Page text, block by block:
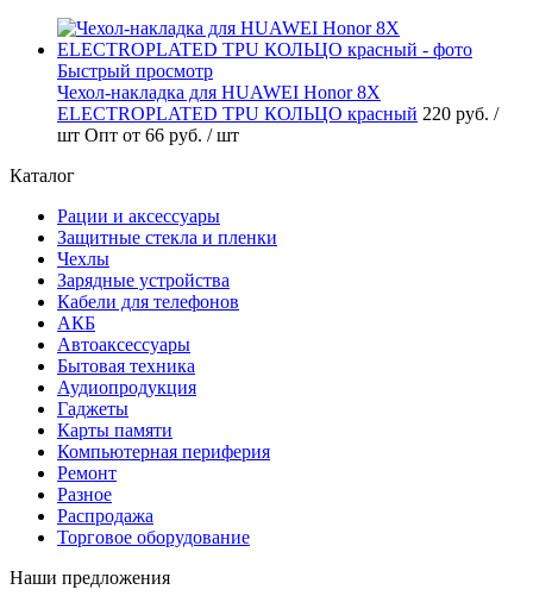
Быстрый просмотр
Чехол-накладка для HUAWEI Honor 8X
ELECTROPLATED TPU КОЛЬЦО красный 220 руб. /
шт Опт от 66 руб. / шт
Каталог
Рации и аксессуары
Защитные стекла и пленки
Чехлы
Зарядные устройства
Кабели для телефонов
АКБ
Автоаксессуары
Бытовая техника
Аудиопродукция
Гаджеты
Карты памяти
Компьютерная периферия
Ремонт
Разное
Распродажа
Торговое оборудование
Наши предложения